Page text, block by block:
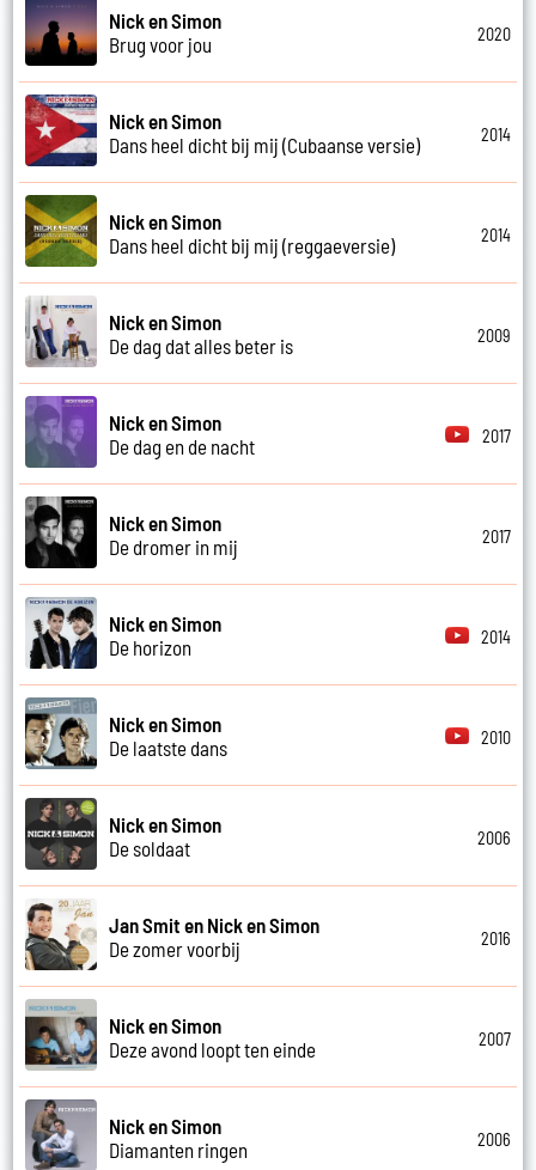
Nick en Simon
Brug voor jou
2020
Nick en Simon
Dans heel dicht bij mij (Cubaanse versie)
2014
Nick en Simon
Dans heel dicht bij mij (reggaeversie)
2014
Nick en Simon
De dag dat alles beter is
2009
Nick en Simon
De dag en de nacht
2017
Nick en Simon
De dromer in mij
2017
Nick en Simon
De horizon
2014
Nick en Simon
De laatste dans
2010
Nick en Simon
De soldaat
2006
Jan Smit en Nick en Simon
De zomer voorbij
2016
Nick en Simon
Deze avond loopt ten einde
2007
Nick en Simon
Diamanten ringen
2006